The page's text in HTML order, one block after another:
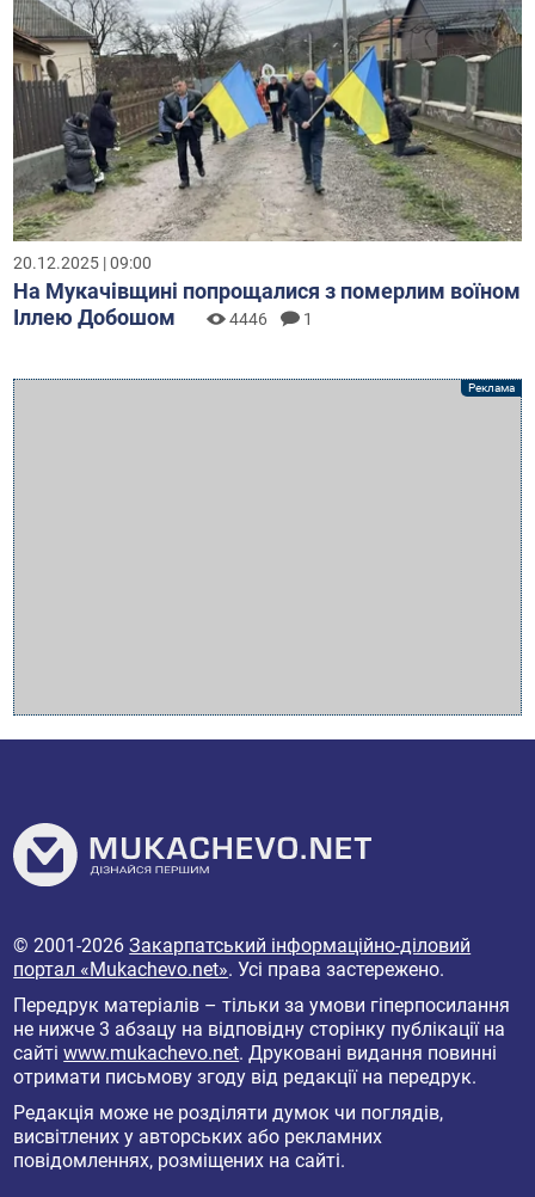
20.12.2025 | 09:00
На Мукачівщині попрощалися з померлим воїном
Іллею Добошом
4446 1
© 2001-2026Закарпатський інформаційно-діловий
портал «Mukachevo.net». Усі права застережено.
Передрук матеріалів – тільки за умови гіперпосилання
не нижче 3 абзацу на відповідну сторінку публікації на
сайтіwww.mukachevo.net. Друковані видання повинні
отримати письмову згоду від редакції на передрук.
Редакція може не розділяти думок чи поглядів,
висвітлених у авторських або рекламних
повідомленнях, розміщених на сайті.